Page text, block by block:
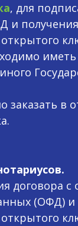
, для
и получения
заказать в
договора с
(ОФД) и